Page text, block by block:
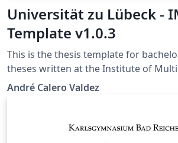
Universität zu Lübeck -
Template v1.0.3
This is the thesis template for
theses written at the Institute of
Interactive Systems at the University
André Calero Valdez